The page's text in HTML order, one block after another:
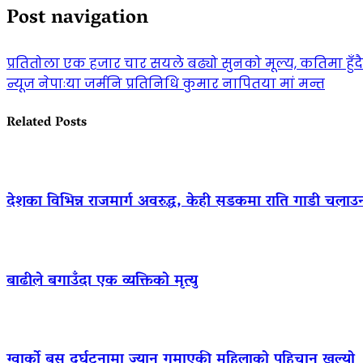
Post navigation
प्रतितोला एक हजार चार सयले बढ्यो सुनको मूल्य, कतिमा
न्यूज नेपाःया जर्मनि प्रतिनिधि कुमार नापितया मां मन्त
Related Posts
देशका विभिन्न राजमार्ग अवरुद्ध, केही सडकमा राति गाडी
बाढीले बगाउँदा एक व्यक्तिको मृत्यु